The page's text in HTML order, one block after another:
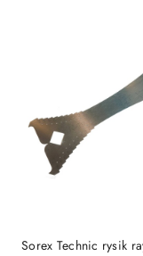
Sorex Technic rysik